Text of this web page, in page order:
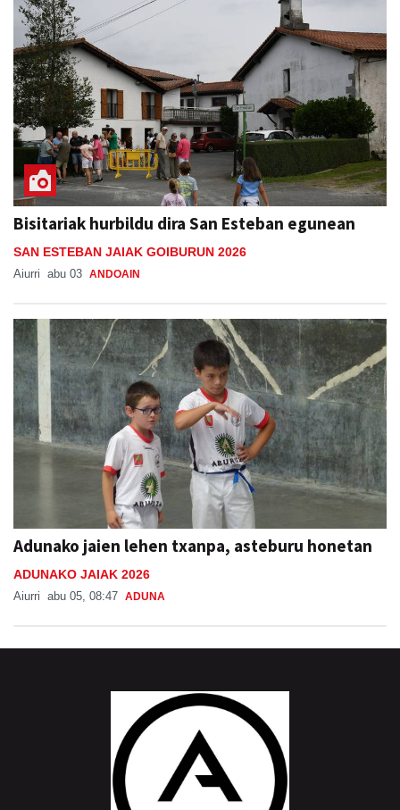
Bisitariak hurbildu dira San Esteban egunean
SAN ESTEBAN JAIAK GOIBURUN 2026
Aiurri abu 03 ANDOAIN
Adunako jaien lehen txanpa, asteburu honetan
ADUNAKO JAIAK 2026
Aiurri abu 05, 08:47 ADUNA